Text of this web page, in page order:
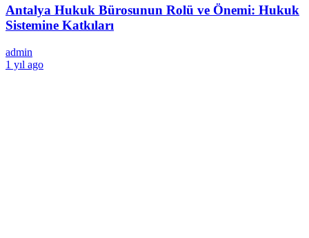
Antalya Hukuk Bürosunun Rolü ve Önemi: Hukuk
Sistemine Katkıları
admin
1 yıl ago